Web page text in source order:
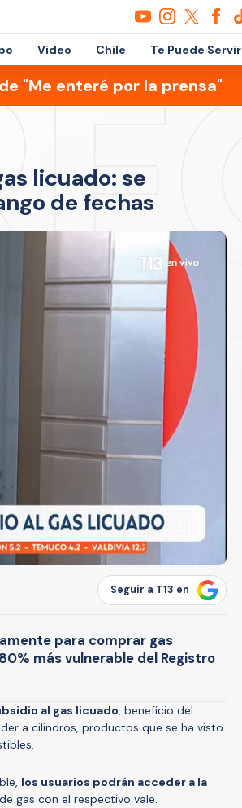
Video Chile Te Puede Servir
"Me enteré por la prensa"
licuado: se
de fechas
Seguir a T13 en
para comprar gas
más vulnerable del Registro
al gas licuado, beneficio del
a cilindros, productos que se ha visto
los usuarios podrán acceder a la
gas con el respectivo vale.